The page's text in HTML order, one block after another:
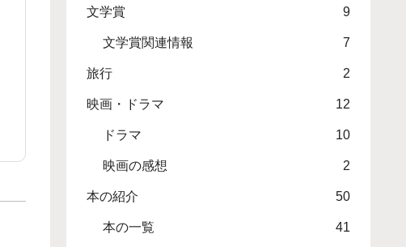
文学賞 9
文学賞関連情報 7
旅行 2
映画・ドラマ 12
ドラマ 10
映画の感想 2
本の紹介 50
本の一覧 41